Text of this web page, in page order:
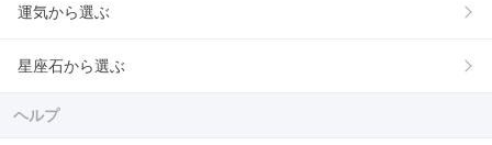
運気から選ぶ
星座石から選ぶ
ヘルプ